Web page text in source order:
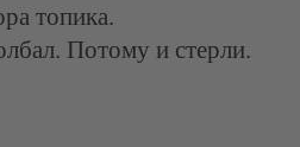
топика.
Потому и стерли.